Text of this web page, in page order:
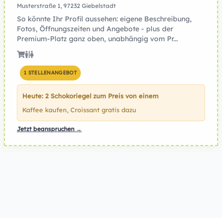
Musterstraße 1, 97232 Giebelstadt
So könnte Ihr Profil aussehen: eigene Beschreibung,
Fotos, Öffnungszeiten und Angebote - plus der
Premium-Platz ganz oben, unabhängig vom Pr...
1 STELLENANGEBOT
Heute: 2 Schokoriegel zum Preis von einem
Kaffee kaufen, Croissant gratis dazu
Jetzt beanspruchen →